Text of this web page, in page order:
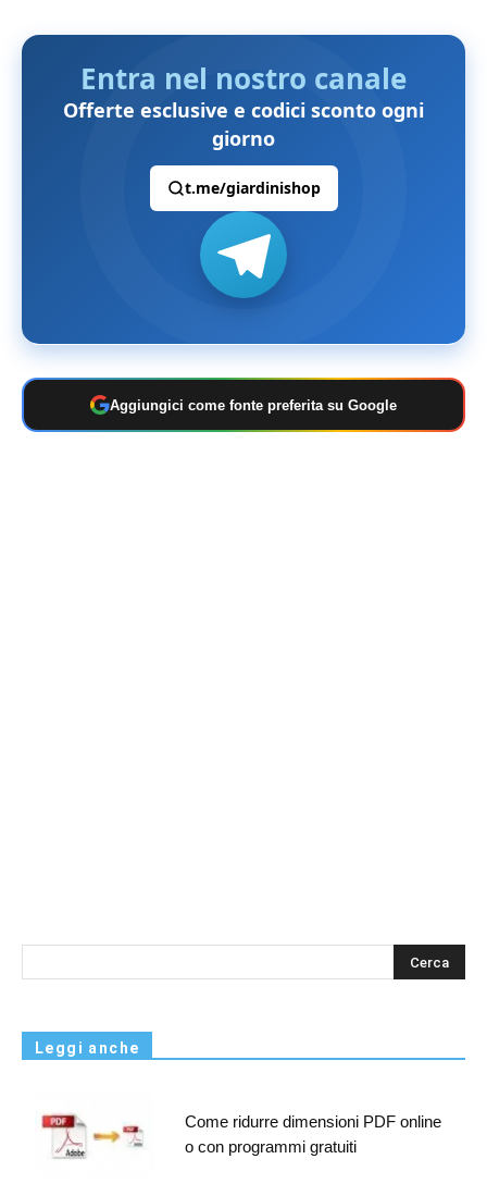
Entra nel nostro canale
Offerte esclusive e codici sconto ogni
giorno
t.me/giardinishop
Aggiungici come fonte preferita su Google
s
Leggi anche
Come ridurre dimensioni PDF online
o con programmi gratuiti